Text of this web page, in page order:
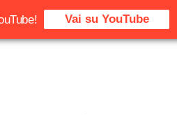
Vai su YouTube